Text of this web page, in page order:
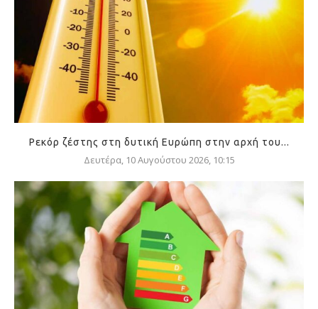
Ρεκόρ ζέστης στη δυτική Ευρώπη στην αρχή του...
Δευτέρα, 10 Αυγούστου 2026, 10:15